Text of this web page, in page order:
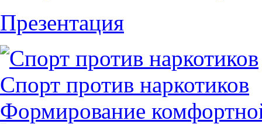
Презентация
Спорт против наркотиков
Формирование